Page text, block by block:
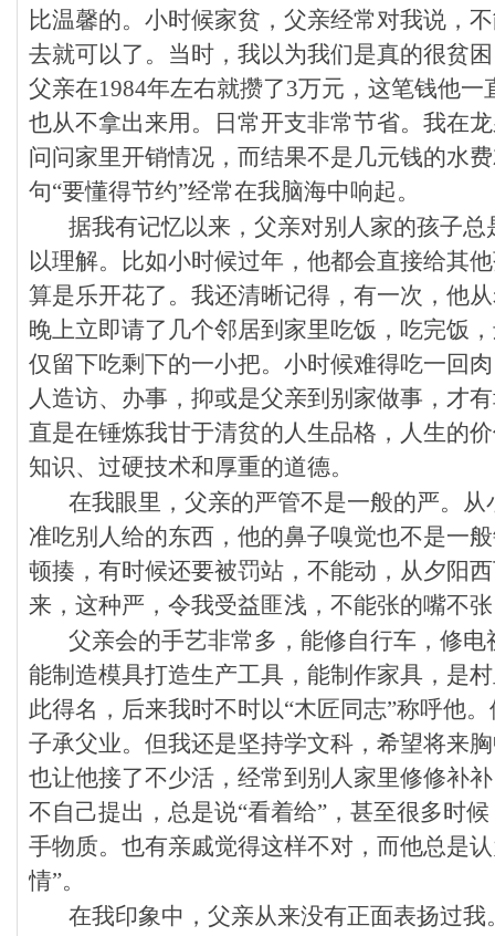
比温馨的。小时候家贫，父亲经常对我说，
去就可以了。当时，我以为我们是真的很贫
父亲在1984年左右就攒了3万元，这笔钱他
也从不拿出来用。日常开支非常节省。我在
问问家里开销情况，而结果不是几元钱的水
句“要懂得节约”经常在我脑海中响起。
据我有记忆以来，父亲对别人家的孩子
以理解。比如小时候过年，他都会直接给其
算是乐开花了。我还清晰记得，有一次，他
晚上立即请了几个邻居到家里吃饭，吃完饭
仅留下吃剩下的一小把。小时候难得吃一回
人造访、办事，抑或是父亲到别家做事，才
直是在锤炼我甘于清贫的人生品格，人生的
知识、过硬技术和厚重的道德。
在我眼里，父亲的严管不是一般的严。
准吃别人给的东西，他的鼻子嗅觉也不是一
顿揍，有时候还要被罚站，不能动，从夕阳
来，这种严，令我受益匪浅，不能张的嘴不
父亲会的手艺非常多，能修自行车，修
能制造模具打造生产工具，能制作家具，是
此得名，后来我时不时以“木匠同志”称呼他
子承父业。但我还是坚持学文科，希望将来
也让他接了不少活，经常到别人家里修修补
不自己提出，总是说“看着给”，甚至很多时
手物质。也有亲戚觉得这样不对，而他总是
情”。
在我印象中，父亲从来没有正面表扬过